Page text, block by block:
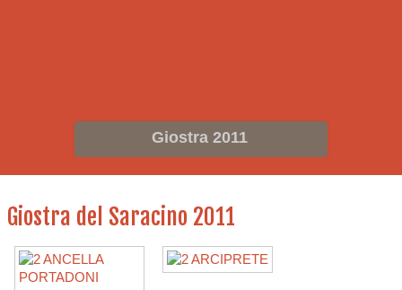
Giostra 2011
Giostra del Saracino 2011